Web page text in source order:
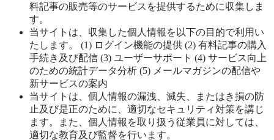
料記事の販売等のサービスを提供するために収集しま
す。
当サイトは、収集した個人情報を以下の目的で利用い
たします。 (1) ログイン機能の提供 (2) 有料記事の購入
手続き及び配信 (3) ユーザーサポート (4) サービス向上
のための統計データ分析 (5) メールマガジンの配信や
新サービスの案内
当サイトは、個人情報の漏洩、滅失、またはき損の防
止及び是正のために、適切なセキュリティ対策を講じ
ます。また、個人情報を取り扱う従業員に対しては、
適切な教育及び監督を行います。